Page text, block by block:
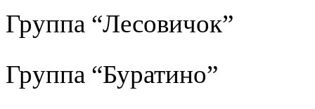
Группа “Лесовичок”
Группа “Буратино”